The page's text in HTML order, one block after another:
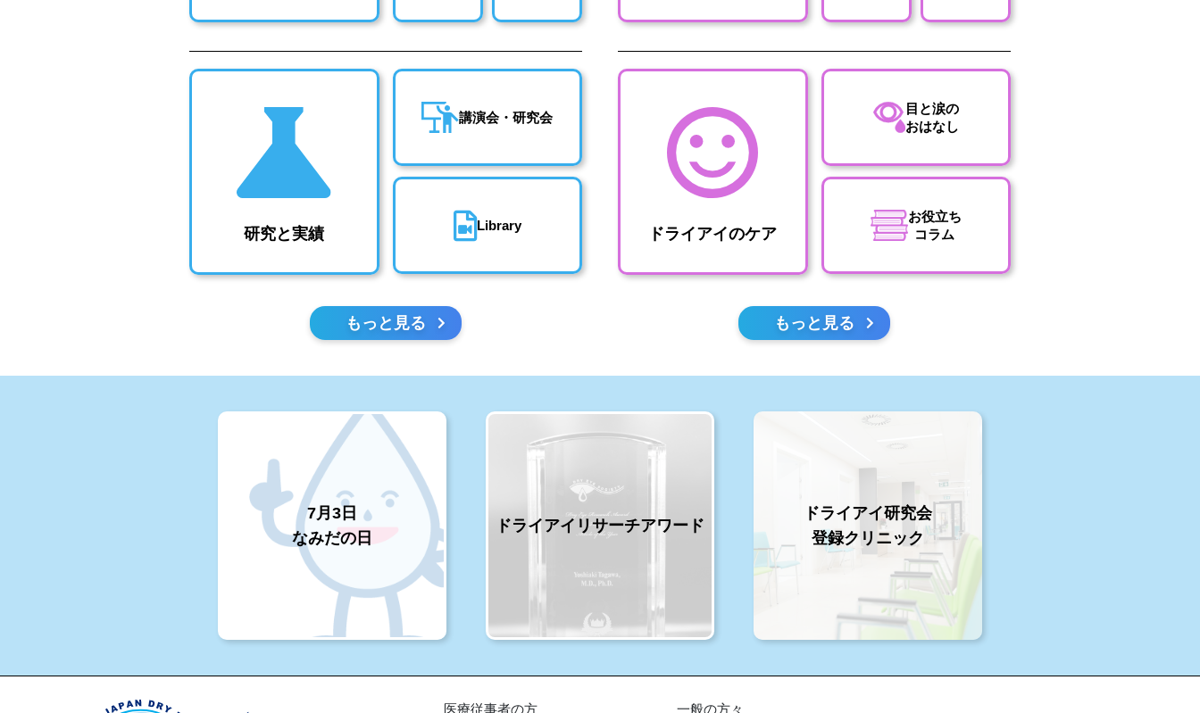
研究と実績
講演会・研究会
Library
もっと見る
ドライアイのケア
目と涙の
おはなし
お役立ち
コラム
もっと見る
7月3日
なみだの日
ドライアイリサーチアワード
ドライアイ研究会
登録クリニック
医療従事者の方 一般の方々